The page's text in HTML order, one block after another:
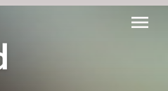
menu